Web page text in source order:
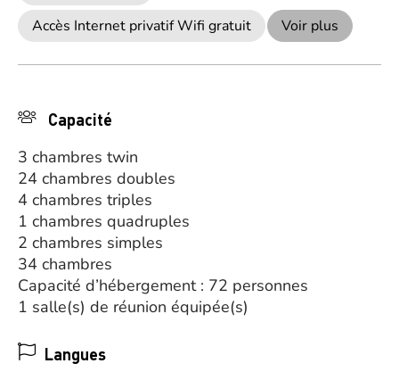
Accès Internet privatif Wifi gratuit
Voir plus
Capacité
3 chambres twin
24 chambres doubles
4 chambres triples
1 chambres quadruples
2 chambres simples
34 chambres
Capacité d’hébergement : 72 personnes
1 salle(s) de réunion équipée(s)
Langues